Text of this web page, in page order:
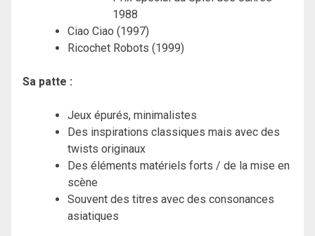
1988
Ciao Ciao (1997)
Ricochet Robots (1999)
Sa patte :
Jeux épurés, minimalistes
Des inspirations classiques mais avec des
twists originaux
Des éléments matériels forts / de la mise en
scène
Souvent des titres avec des consonances
asiatiques